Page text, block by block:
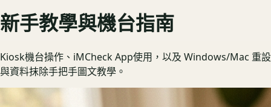
新手教學與機台指南
Kiosk機台操作、iMCheck App使用，以及 Windows/Mac 重設
與資料抹除手把手圖文教學。